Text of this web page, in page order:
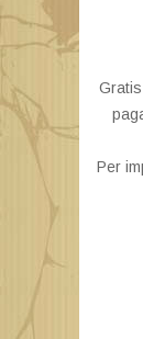
Per